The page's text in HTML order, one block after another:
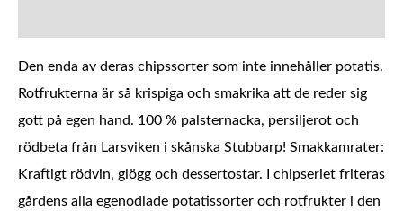
Den enda av deras chipssorter som inte innehåller potatis.
Rotfrukterna är så krispiga och smakrika att de reder sig
gott på egen hand. 100 % palsternacka, persiljerot och
rödbeta från Larsviken i skånska Stubbarp! Smakkamrater:
Kraftigt rödvin, glögg och dessertostar. I chipseriet friteras
gårdens alla egenodlade potatissorter och rotfrukter i den